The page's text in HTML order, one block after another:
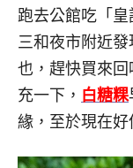
跑去公館吃「
三和夜市附近發
也，趕快買來
充一下， 白糖粿
緣，至於現在好